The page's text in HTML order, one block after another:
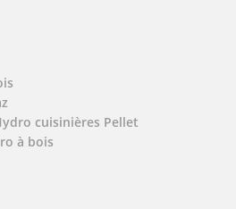
cuisinières Pellet
à bois